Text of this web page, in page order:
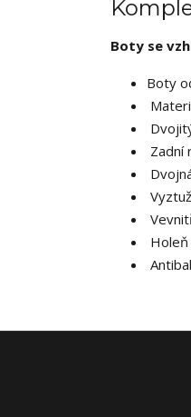
Boty se
Boty
Zadní